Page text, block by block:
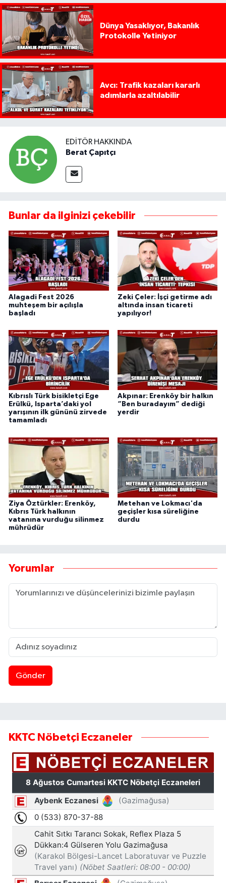
Dünya Yasaklıyor, Bakanlık
Protokolle Yetiniyor
Avcı: Trafik kazaları kararlı
adımlarla azaltılabilir
EDITÖR HAKKINDA
Berat Çapıtçı
Bunlar da ilginizi çekebilir
Alagadi Fest 2026
muhteşem bir açılışla
başladı
Zeki Çeler: İşçi getirme adı
altında insan ticareti
yapılıyor!
Kıbrıslı Türk bisikletçi Ege
Erülkü, Isparta’daki yol
yarışının ilk gününü zirvede
tamamladı
Akpınar: Erenköy bir halkın
“Ben buradayım” dediği
yerdir
Ziya Öztürkler: Erenköy,
Kıbrıs Türk halkının
vatanına vurduğu silinmez
mührüdür
Metehan ve Lokmacı'da
geçişler kısa süreliğine
durdu
Yorumlar
Gönder
KKTC Nöbetçi Eczaneler